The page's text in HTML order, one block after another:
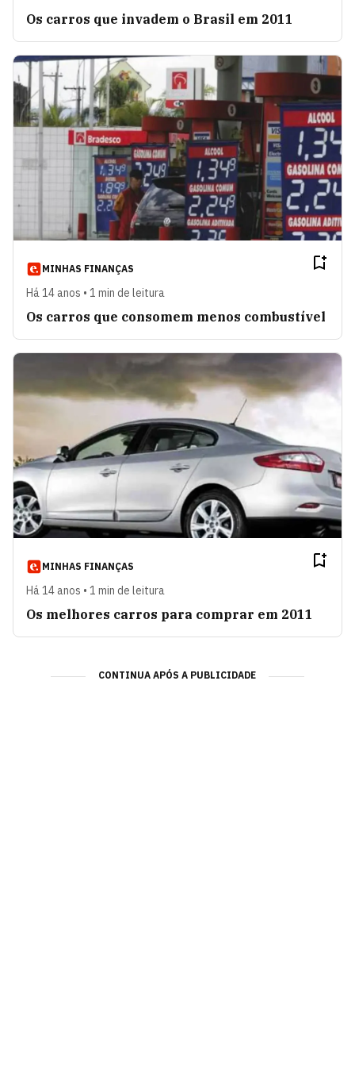
Os carros que invadem o Brasil em 2011
MINHAS FINANÇAS
Há 14 anos • 1 min de leitura
Os carros que consomem menos combustível
MINHAS FINANÇAS
Há 14 anos • 1 min de leitura
Os melhores carros para comprar em 2011
CONTINUA APÓS A PUBLICIDADE